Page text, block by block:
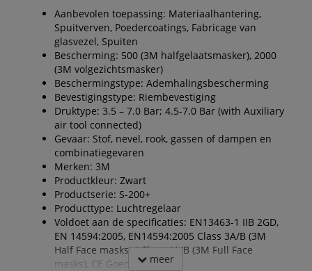
Aanbevolen toepassing: Materiaalhantering,
Spuitverven, Poedercoatings, Fabricage van
glasvezel, Spuiten
Bescherming: 500 (3M halfgelaatsmasker), 2000
(3M volgezichtsmasker)
Beschermingstype: Ademhalingsbescherming
Bevestigingstype: Riembevestiging
Druktype: 3.5 – 7.0 Bar; 4.5-7.0 Bar (with Auxiliary
air tool connected)
Gevaar: Stof, nevel, rook, gassen of dampen en
combinatiegevaren
Merken: 3M
Productkleur: Zwart
Productserie: S-200+
Producttype: Luchtregelaar
Voldoet aan de specificaties: EN13463-1 IIB 2GD,
EN 14594:2005, EN14594:2005 Class 3A/B (3M
Half Face masks) / Class 4A/B (3M Full Face
masks), CE Goedgekeurd
meer